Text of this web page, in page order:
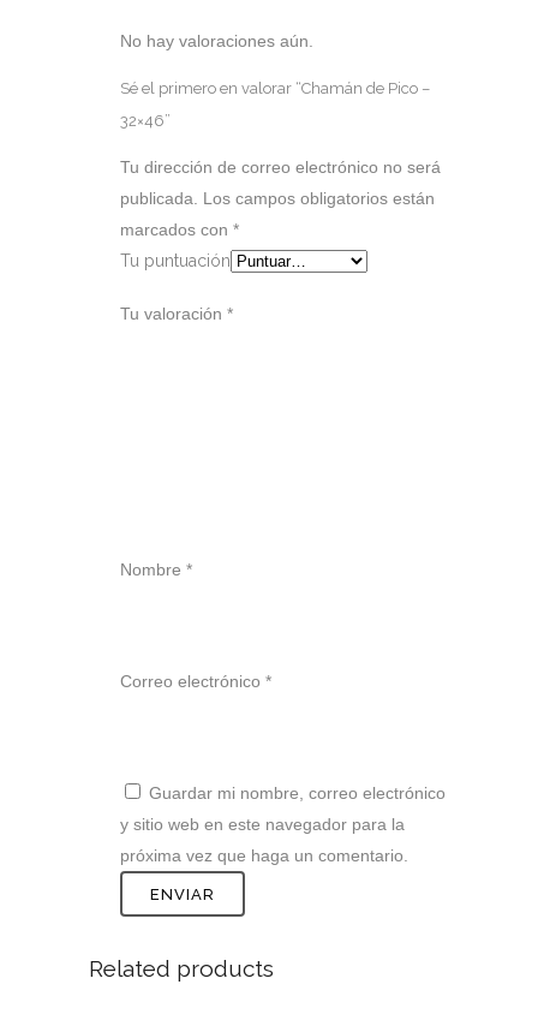
No hay valoraciones aún.
Sé el primero en valorar “Chamán de Pico –
32×46”
Tu dirección de correo electrónico no será
publicada.
Los campos obligatorios están
marcados con *
Tu puntuación
Tu valoración *
Nombre *
Correo electrónico *
Guardar mi nombre, correo electrónico
y sitio web en este navegador para la
próxima vez que haga un comentario.
Related products